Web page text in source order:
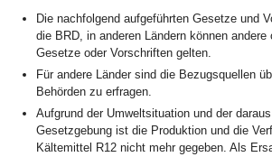
Die nachfolgend aufgeführten Gesetze und
die BRD, in anderen Ländern können
Gesetze oder Vorschriften gelten.
Für andere Länder sind die Bezugsquellen
Behörden zu erfragen.
Aufgrund der Umweltsituation und der
Gesetzgebung ist die Produktion und die
Kältemittel R12 nicht mehr gegeben. Als